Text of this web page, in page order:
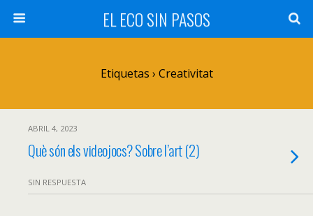
EL ECO SIN PASOS
Etiquetas › Creativitat
ABRIL 4, 2023
Què són els videojocs? Sobre l’art (2)
SIN RESPUESTA